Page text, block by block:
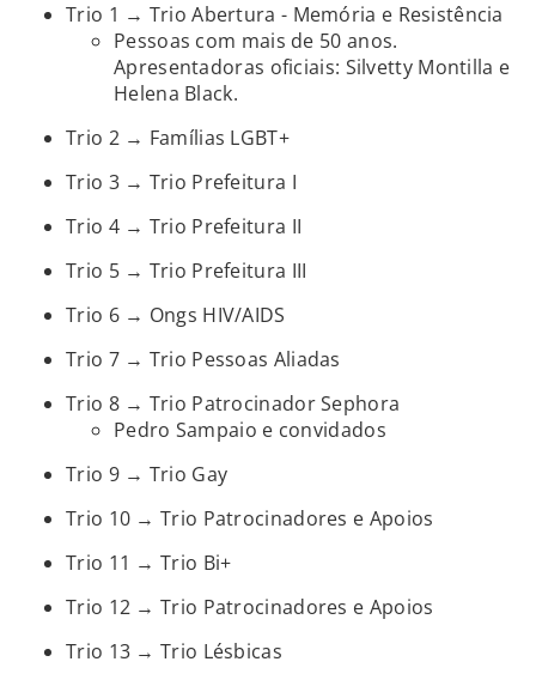
Trio 1 → Trio Abertura - Memória e Resistência
Pessoas com mais de 50 anos.
Apresentadoras oficiais: Silvetty Montilla e
Helena Black.
Trio 2 → Famílias LGBT+
Trio 3 → Trio Prefeitura I
Trio 4 → Trio Prefeitura II
Trio 5 → Trio Prefeitura III
Trio 6 → Ongs HIV/AIDS
Trio 7 → Trio Pessoas Aliadas
Trio 8 → Trio Patrocinador Sephora
Pedro Sampaio e convidados
Trio 9 → Trio Gay
Trio 10 → Trio Patrocinadores e Apoios
Trio 11 → Trio Bi+
Trio 12 → Trio Patrocinadores e Apoios
Trio 13 → Trio Lésbicas